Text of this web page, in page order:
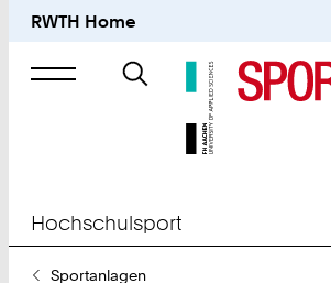
RWTH Home
Suche
nach
Hochschulsport
SieSportanlagen